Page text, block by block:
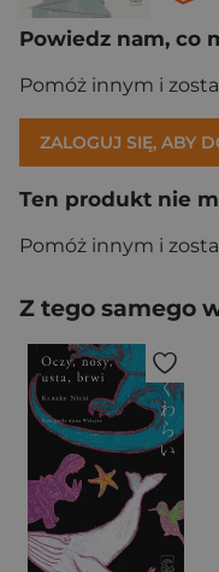
Powiedz nam, co
Pomóż innym i
ZALOGUJ SIĘ, ABY
Ten produkt nie
Pomóż innym i
Z tego samego